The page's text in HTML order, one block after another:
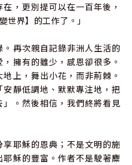
，更別提可以在一百年後，
世界】的工作了。」
再次親自記錄非洲人生活的
擁有的雖少，感恩卻很多。
上，舞出小花，而非荊棘。
靜低調地、默默專注地，把
。然後相信，我們終將看見
耶穌的恩典；不是文明的施
穌的豐富。作者不是駛著麋